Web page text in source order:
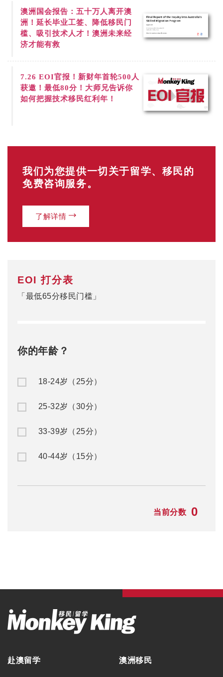
澳洲国会报告：五十万人离开澳
洲！延长毕业工签、降低移民门
槛、吸引技术人才！澳洲未来经
济才能有救
7.26 EOI官报！新财年首轮500人
获邀！最低80分！大师兄告诉你
如何把握技术移民红利年！
我们为您提供一切关于留学、移民的
免费咨询服务。
了解详情
EOI 打分表
「最低65分移民门槛」
你的年龄？
18-24岁（25分）
25-32岁（30分）
33-39岁（25分）
40-44岁（15分）
当前分数 0
赴澳留学 澳洲移民